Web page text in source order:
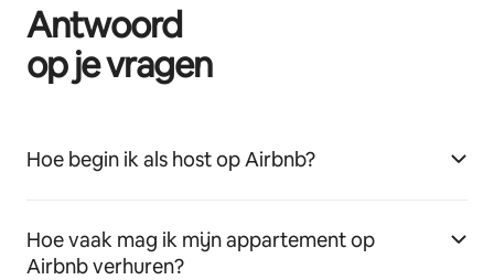
Antwoord
op je vragen
Hoe begin ik als host op Airbnb?
Hoe vaak mag ik mijn appartement op
Airbnb verhuren?